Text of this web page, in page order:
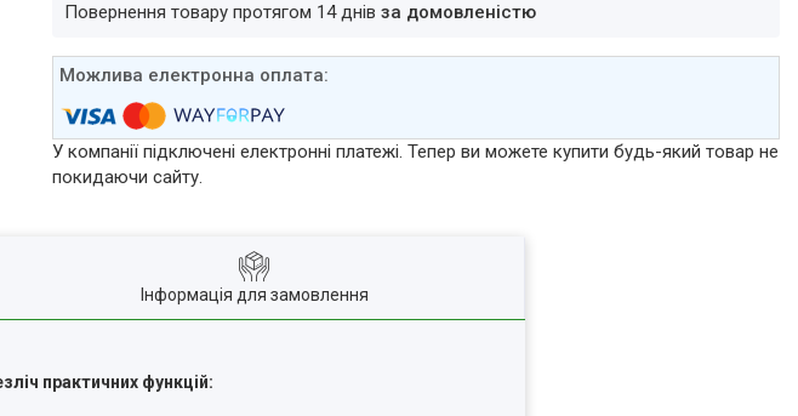
повернення товару протягом 14 днівза домовленістю
У компанії підключені електронні платежі. Тепер ви можете купити будь-який товар не
покидаючи сайту.
Інформація для замовлення
практичних функцій: